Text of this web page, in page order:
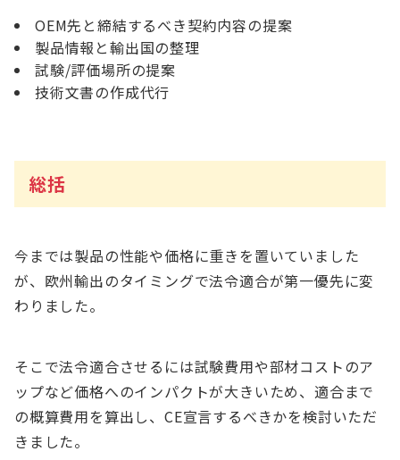
OEM先と締結するべき契約内容の提案
製品情報と輸出国の整理
試験/評価場所の提案
技術文書の作成代行
総括
今までは製品の性能や価格に重きを置いていました
が、欧州輸出のタイミングで法令適合が第一優先に変
わりました。
そこで法令適合させるには試験費用や部材コストのア
ップなど価格へのインパクトが大きいため、適合まで
の概算費用を算出し、CE宣言するべきかを検討いただ
きました。